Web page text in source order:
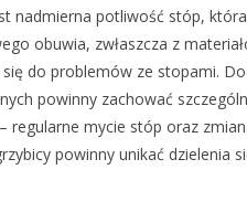
nadmierna potliwość stóp,
obuwia, zwłaszcza z
do problemów ze stopami.
powinny zachować
regularne mycie stóp oraz
powinny unikać dzielenia